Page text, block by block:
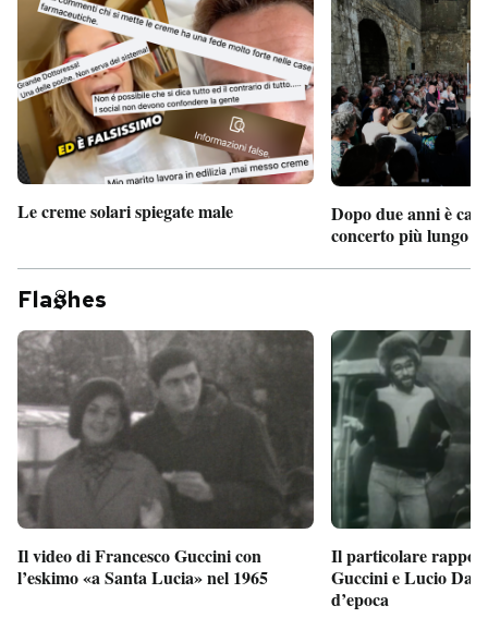
Le creme solari spiegate male
Dopo due anni è
concerto più lungo
Fla hes
Il video di Francesco Guccini con
l’eskimo «a Santa Lucia» nel 1965
Il particolare
Guccini e Lucio
d’epoca